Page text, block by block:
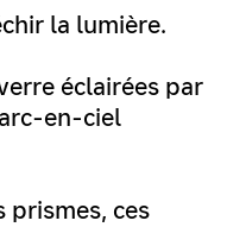
la lumière.
éclairées par
en-ciel
prismes, ces